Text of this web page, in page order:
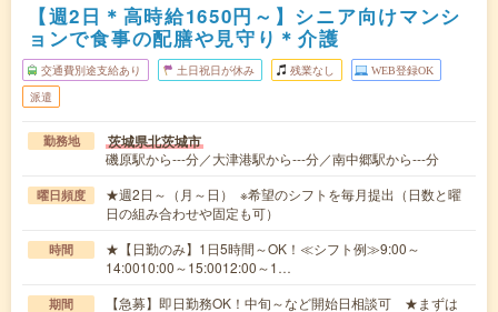
【週2日＊高時給1650円～】シニア向けマンシ
ョンで食事の配膳や見守り＊介護
交通費別途支給あり 土日祝日が休み 残業なし WEB登録OK
派遣
勤務地 茨城県北茨城市
磯原駅から---分／大津港駅から---分／南中郷駅から---分
曜日頻度
★週2日～（月～日） ※希望のシフトを毎月提出（日数と曜
日の組み合わせや固定も可）
時間
★【日勤のみ】1日5時間～OK！≪シフト例≫9:00～
14:0010:00～15:0012:00～1…
期間
【急募】即日勤務OK！中旬～など開始日相談可 ★まずは